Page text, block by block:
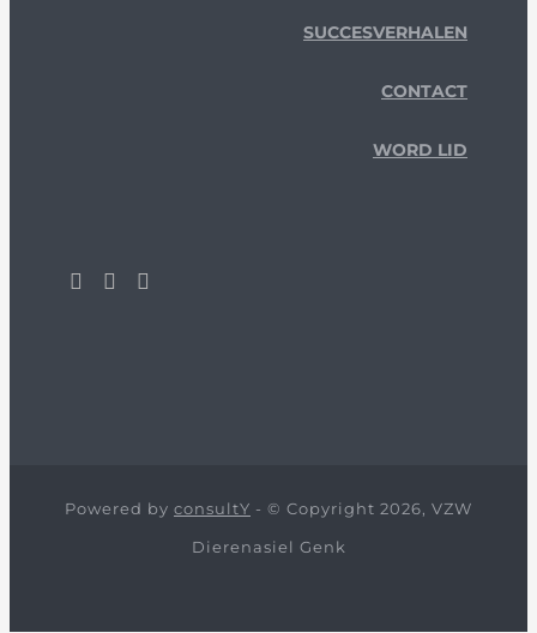
SUCCESVERHALEN
CONTACT
WORD LID
Powered by consultY - © Copyright 2026, VZW
Dierenasiel Genk